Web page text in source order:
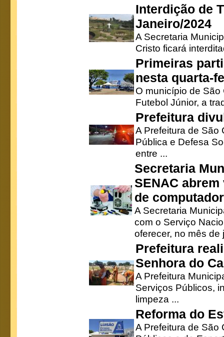
Interdição de
Janeiro/2024
A Secretaria
Cristo ficará
Primeiras
nesta quarta-
O município de
Futebol Júnior, a
Prefeitura
A Prefeitura de São
Pública e Defesa
entre ...
Secretaria
SENAC
de
A Secretaria
com o Serviço
oferecer, no mês de
Prefeitura
Senhora do
A Prefeitura
Serviços Públicos,
limpeza ...
Reforma do
A Prefeitura de São